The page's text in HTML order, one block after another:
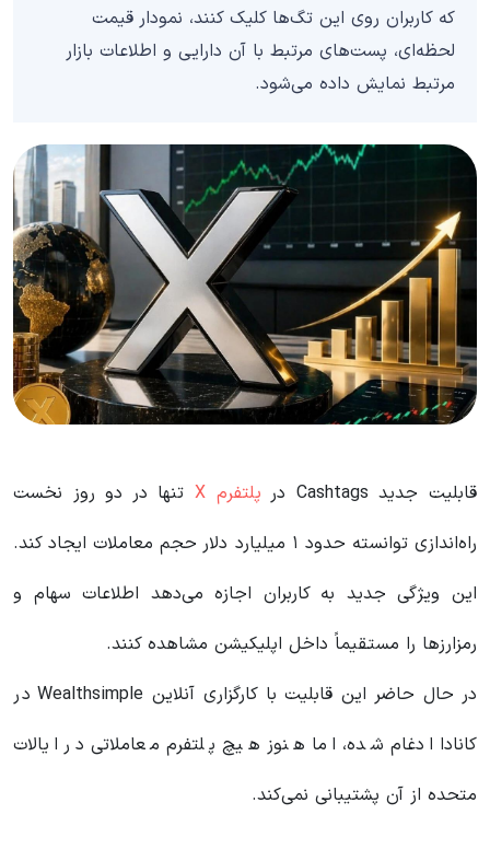
که کاربران روی این تگ‌ها کلیک کنند، نمودار قیمت
لحظه‌ای، پست‌های مرتبط با آن دارایی و اطلاعات بازار
مرتبط نمایش داده می‌شود.
قابلیت جدید Cashtags در پلتفرم X
تنها در دو روز نخست
راه‌اندازی توانسته حدود ۱ میلیارد دلار حجم معاملات ایجاد کند.
این ویژگی جدید به کاربران اجازه می‌دهد اطلاعات سهام و
رمزارزها را مستقیماً داخل اپلیکیشن مشاهده کنند.
در حال حاضر این قابلیت با کارگزاری آنلاین Wealthsimple در
کانادا ادغام شده، اما هنوز هیچ پلتفرم معاملاتی در ایالات
متحده از آن پشتیبانی نمی‌کند.